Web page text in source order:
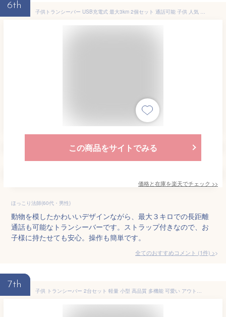
6th
子供トランシーバー USB充電式 最大3km 2個セット 通話可能 子供 人気 こども キッズ 安い 2台セット 免許不要 特定小電力 簡単操作 かんたん 携帯 アウトドア 登山 災害 キャンプ 外遊び おでかけ 軽量 小型 緊急対応 ギフト おもちゃ クリスマス プレゼント 誕生日
この商品をサイトでみる
価格と在庫を楽天でチェック >>
ほっこり法師(60代・男性)
動物を模したかわいいデザインながら、最大３キロでの長距離
通話も可能なトランシーバーです。ストラップ付きなので、お
子様に持たせても安心。操作も簡単です。
全てのおすすめコメント (1件) >
7th
子供 トランシーバー 2台セット 軽量 小型 高品質 多機能 可愛い アウトドア 子供用 紛失防止 安全 携帯便利 (管理S) 送料無料 【SK15966】